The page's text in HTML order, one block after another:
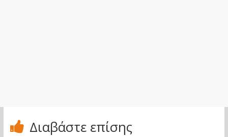
Διαβάστε επίσης